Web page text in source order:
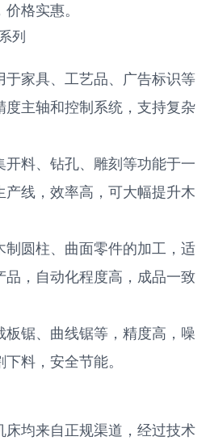
格实惠。
列
于家具、工艺品、广告标识等
度主轴和控制系统，支持复杂
料、钻孔、雕刻等功能于一
线，效率高，可大幅提升木
制圆柱、曲面零件的加工，适
品，自动化程度高，成品一致
锯、曲线锯等，精度高，噪
料，安全节能。
床均来自正规渠道，经过技术